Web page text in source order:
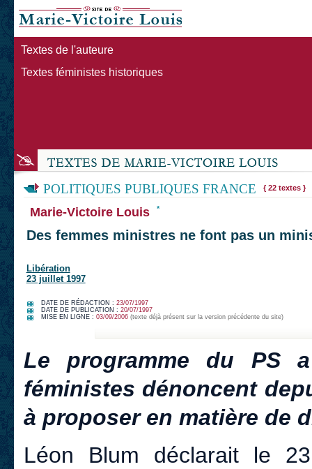
Textes de l'auteure
Textes féministes historiques
POLITIQUES PUBLIQUES FRANCE { 22 textes }
Marie-Victoire Louis *
Des femmes ministres ne font pas un
Libération
23 juillet 1997
DATE DE RÉDACTION : 23/07/1997
DATE DE PUBLICATION : 20/07/1997
MISE EN LIGNE : 03/09/2006(texte déjà présent sur la version précédente du site)
Le programme du PS
féministes dénoncent
à proposer en matière de
Léon Blum déclarait le